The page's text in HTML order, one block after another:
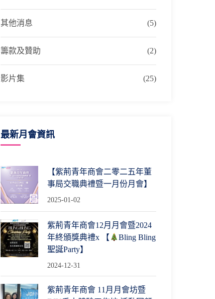
其他消息 (5)
籌款及贊助 (2)
影片集 (25)
最新月會資訊
【紫荊青年商會二零二五年董
事局交職典禮暨一月份月會】
2025-01-02
紫荊青年商會12月月會暨2024
年終頒獎典禮x 【
Bling Bling
聖誕Party】
2024-12-31
紫荊青年商會 11月月會坊暨